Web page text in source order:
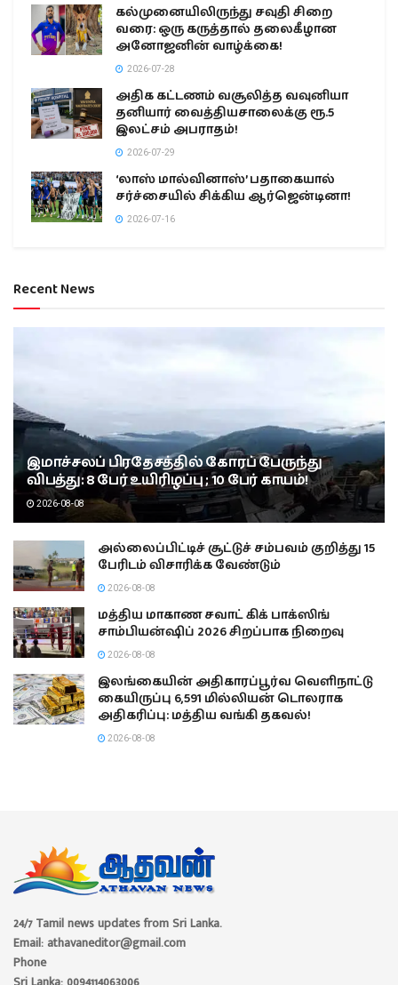
கல்முனையிலிருந்து சவுதி சிறை
வரை: ஒரு கருத்தால் தலைகீழான
அனோஜனின் வாழ்க்கை!
2026-07-28
அதிக கட்டணம் வசூலித்த வவுனியா
தனியார் வைத்தியசாலைக்கு ரூ.5
இலட்சம் அபராதம்!
2026-07-29
‘லாஸ் மால்வினாஸ்’ பதாகையால்
சர்ச்சையில் சிக்கிய ஆர்ஜென்டினா!
2026-07-16
Recent News
இமாச்சலப் பிரதேசத்தில் கோரப் பேருந்து
விபத்து: 8 பேர் உயிரிழப்பு ; 10 பேர் காயம்!
2026-08-08
அல்லைப்பிட்டிச் சூட்டுச் சம்பவம் குறித்து 15
பேரிடம் விசாரிக்க வேண்டும்
2026-08-08
மத்திய மாகாண சவாட் கிக் பாக்ஸிங்
சாம்பியன்ஷிப் 2026 சிறப்பாக நிறைவு
2026-08-08
இலங்கையின் அதிகாரப்பூர்வ வெளிநாட்டு
கையிருப்பு 6,591 மில்லியன் டொலராக
அதிகரிப்பு: மத்திய வங்கி தகவல்!
2026-08-08
24/7 Tamil news updates from Sri Lanka.
Email: athavaneditor@gmail.com
Phone